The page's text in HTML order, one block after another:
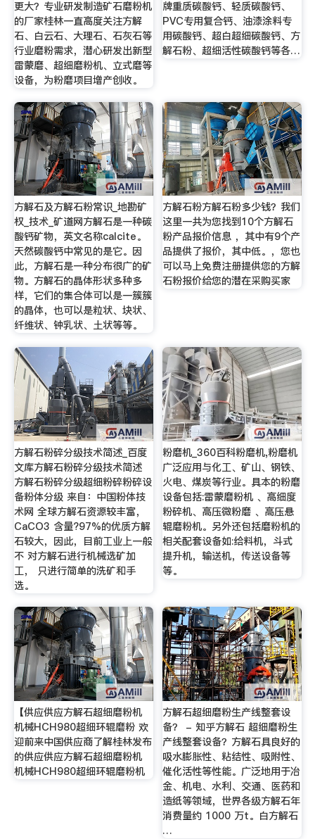
更大？专业研发制造矿石磨粉机
的厂家桂林一直高度关注方解
石、白云石、大理石、石灰石等
行业磨粉需求，潜心研发出新型
雷蒙磨、超细磨粉机、立式磨等
设备，为粉磨项目增产创收。
牌重质碳酸钙、轻质碳酸钙、
PVC专用复合钙、油漆涂料专
用碳酸钙、超白超细碳酸钙、方
解石粉、超细活性碳酸钙等各…
方解石及方解石粉常识_地勘矿
权_技术_矿道网方解石是一种碳
酸钙矿物，英文名称calcite。
天然碳酸钙中常见的是它。因
此，方解石是一种分布很广的矿
物。方解石的晶体形状多种多
样，它们的集合体可以是一簇簇
的晶体，也可以是粒状、块状、
纤维状、钟乳状、土状等等。
方解石粉方解石粉多少钱？我们
这里一共为您找到10个方解石
粉产品报价信息 ，其中有9个产
品提供了报价，其中低。，您也
可以马上免费注册提供您的方解
石粉报价给您的潜在采购买家
方解石粉碎分级技术简述_百度
文库方解石粉碎分级技术简述
方解石粉碎分级超细粉碎粉碎设
备粉体分级 来自：中国粉体技
术网 全球方解石资源较丰富，
CaCO3 含量?97%的优质方解
石较大，因此，目前工业上一般
不 对方解石进行机械选矿加
工， 只进行简单的洗矿和手
选。
粉磨机_360百科粉磨机,粉磨机
广泛应用与化工、矿山、钢铁、
火电、煤炭等行业。具本的粉磨
设备包括:雷蒙磨粉机 、高细度
粉碎机、高压微粉磨 、高压悬
辊磨粉机。另外还包括磨粉机的
相关配套设备如:给料机，斗式
提升机，输送机，传送设备等
等。
【供应供应方解石超细磨粉机
机械HCH980超细环辊磨粉 欢
迎前来中国供应商了解桂林发布
的供应供应方解石超细磨粉机
机械HCH980超细环辊磨粉机
方解石超细磨粉生产线整套设
备？ - 知乎方解石 超细磨粉生
产线整套设备？方解石具良好的
吸水膨胀性、粘结性、吸附性、
催化活性等性能。广泛地用于冶
金、机电、水利、交通、医药和
造纸等领域，世界各级方解石年
消费量约 1000 万t。白方解石
…